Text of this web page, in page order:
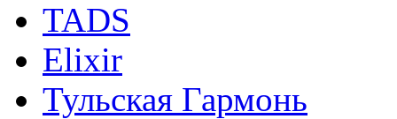
TADS
Elixir
Тульская Гармонь